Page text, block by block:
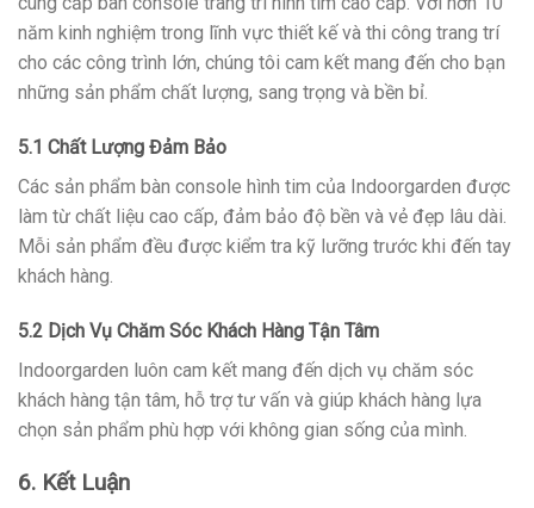
năm kinh nghiệm trong lĩnh vực thiết kế và thi công trang trí
cho các công trình lớn, chúng tôi cam kết mang đến cho bạn
những sản phẩm chất lượng, sang trọng và bền bỉ.
5.1 Chất Lượng Đảm Bảo
Các sản phẩm bàn console hình tim của Indoorgarden được
làm từ chất liệu cao cấp, đảm bảo độ bền và vẻ đẹp lâu dài.
Mỗi sản phẩm đều được kiểm tra kỹ lưỡng trước khi đến tay
khách hàng.
5.2 Dịch Vụ Chăm Sóc Khách Hàng Tận Tâm
Indoorgarden luôn cam kết mang đến dịch vụ chăm sóc
khách hàng tận tâm, hỗ trợ tư vấn và giúp khách hàng lựa
chọn sản phẩm phù hợp với không gian sống của mình.
6. Kết Luận